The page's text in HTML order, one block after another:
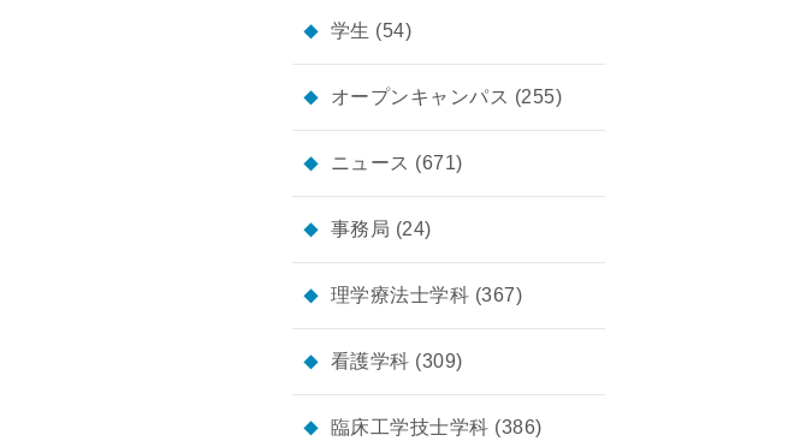
学生 (54)
オープンキャンパス (255)
ニュース (671)
事務局 (24)
理学療法士学科 (367)
看護学科 (309)
臨床工学技士学科 (386)